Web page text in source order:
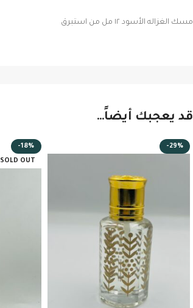
مسك الغزاله الأسود ١٢ مل من استبرق
قد يعجبك أيضاً…
-29%
-18%
SOLD OUT